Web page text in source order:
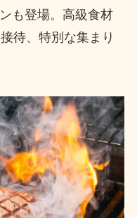
も登場。高級食材
待、特別な集まり